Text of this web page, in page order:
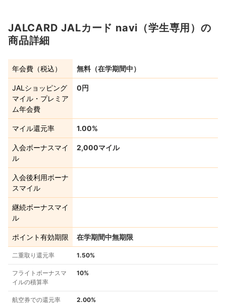
JALCARD JALカード navi（学生専用）の
商品詳細
年会費（税込） 無料（在学期間中）
JALショッピング
マイル・プレミア
ム年会費
0円
マイル還元率 1.00%
入会ボーナスマイ
ル
2,000マイル
入会後利用ボーナ
スマイル
継続ボーナスマイ
ル
ポイント有効期限 在学期間中無期限
二重取り還元率 1.50%
フライトボーナスマ
イルの積算率
10%
航空券での還元率 2.00%